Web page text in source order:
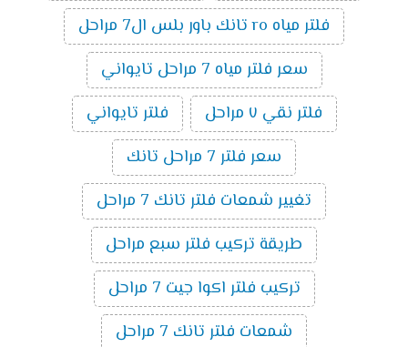
فلتر مياه ro تانك باور بلس ال7 مراحل
سعر فلتر مياه 7 مراحل تايواني
فلتر نقي ٧ مراحل
فلتر تايواني
سعر فلتر 7 مراحل تانك
تغيير شمعات فلتر تانك 7 مراحل
طريقة تركيب فلتر سبع مراحل
تركيب فلتر اكوا جيت 7 مراحل
شمعات فلتر تانك 7 مراحل